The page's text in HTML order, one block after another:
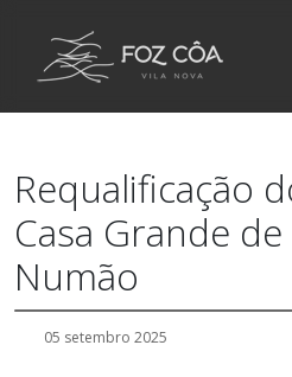
Requalificação
Casa Grande
Numão
05 setembro 2025